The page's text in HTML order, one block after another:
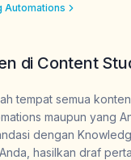
Automations
di Content
tempat semua
maupun yang
dengan
hasilkan draf